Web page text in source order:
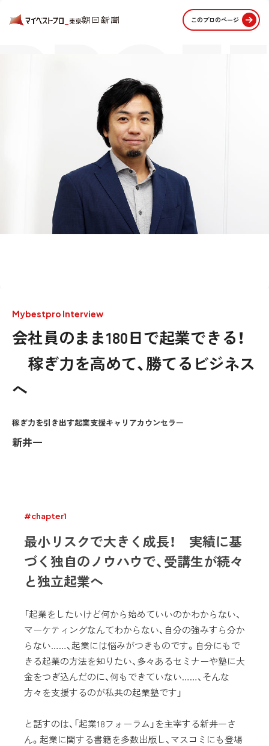
このプロのページ
Mybestpro Interview
会社員のまま180日で起業できる！
稼ぎ力を高めて、勝てるビジネス
へ
稼ぎ力を引き出す起業支援キャリアカウンセラー
新井一
#chapter1
最小リスクで大きく成長！ 実績に基
づく独自のノウハウで、受講生が続々
と独立起業へ
「起業をしたいけど何から始めていいのかわからない、
マーケティングなんてわからない、自分の強みすら分か
らない……、起業には悩みがつきものです。自分にもで
きる起業の方法を知りたい、多々あるセミナーや塾に大
金をつぎ込んだのに、何もできていない……、そんな
方々を支援するのが私共の起業塾です」
と話すのは、「起業18フォーラム」を主宰する新井一さ
ん。起業に関する書籍を多数出版し、マスコミにも登場